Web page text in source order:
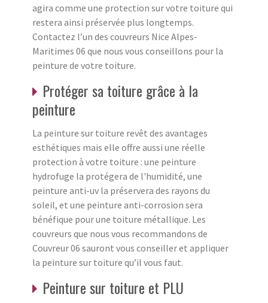
agira comme une protection sur votre toiture qui
restera ainsi préservée plus longtemps.
Contactez l’un des couvreurs Nice Alpes-
Maritimes 06 que nous vous conseillons pour la
peinture de votre toiture.
Protéger sa toiture grâce à la
peinture
La peinture sur toiture revêt des avantages
esthétiques mais elle offre aussi une réelle
protection à votre toiture : une peinture
hydrofuge la protégera de l'humidité, une
peinture anti-uv la préservera des rayons du
soleil, et une peinture anti-corrosion sera
bénéfique pour une toiture métallique. Les
couvreurs que nous vous recommandons de
Couvreur 06 sauront vous conseiller et appliquer
la peinture sur toiture qu’il vous faut.
Peinture sur toiture et PLU